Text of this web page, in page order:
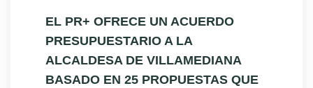
EL PR+ OFRECE UN ACUERDO
PRESUPUESTARIO A LA
ALCALDESA DE VILLAMEDIANA
BASADO EN 25 PROPUESTAS QUE